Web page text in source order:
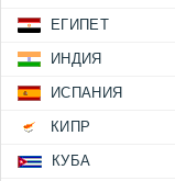
ЕГИПЕТ
ИНДИЯ
ИСПАНИЯ
КИПР
КУБА